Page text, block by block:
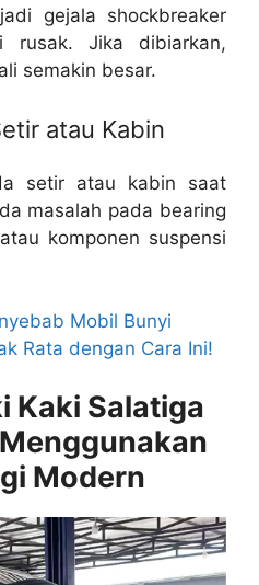
gejala shockbreaker
rusak. Jika dibiarkan,
semakin besar.
atau Kabin
setir atau kabin saat
masalah pada bearing
komponen suspensi
Mobil Bunyi
Rata dengan Cara Ini!
Kaki Salatiga
Modern